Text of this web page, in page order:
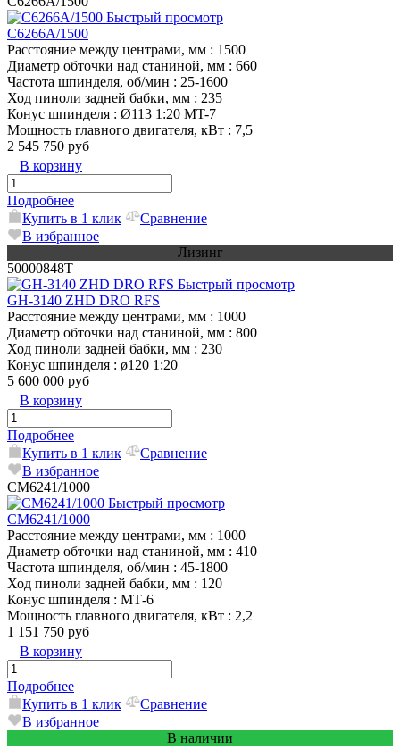
Быстрый просмотр
C6266A/1500
Расстояние между центрами, мм : 1500
Диаметр обточки над станиной, мм : 660
Частота шпинделя, об/мин : 25-1600
Ход пиноли задней бабки, мм : 235
Конус шпинделя : Ø113 1:20 MT-7
Мощность главного двигателя, кВт : 7,5
2 545 750 руб
В корзину
Подробнее
Купить в 1 клик
Сравнение
В избранное
Лизинг
50000848T
Быстрый просмотр
GH-3140 ZHD DRO RFS
Расстояние между центрами, мм : 1000
Диаметр обточки над станиной, мм : 800
Ход пиноли задней бабки, мм : 230
Конус шпинделя : ø120 1:20
5 600 000 руб
В корзину
Подробнее
Купить в 1 клик
Сравнение
В избранное
CM6241/1000
Быстрый просмотр
CM6241/1000
Расстояние между центрами, мм : 1000
Диаметр обточки над станиной, мм : 410
Частота шпинделя, об/мин : 45-1800
Ход пиноли задней бабки, мм : 120
Конус шпинделя : MТ-6
Мощность главного двигателя, кВт : 2,2
1 151 750 руб
В корзину
Подробнее
Купить в 1 клик
Сравнение
В избранное
В наличии